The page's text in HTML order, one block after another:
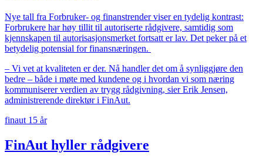
Nye tall fra Forbruker- og finanstrender viser en tydelig kontrast:
Forbrukere har høy tillit til autoriserte rådgivere, samtidig som
kjennskapen til autorisasjonsmerket fortsatt er lav. Det peker på et
betydelig potensial for finansnæringen.
– Vi vet at kvaliteten er der. Nå handler det om å synliggjøre den
bedre – både i møte med kundene og i hvordan vi som næring
kommuniserer verdien av trygg rådgivning, sier Erik Jensen,
administrerende direktør i FinAut.
finaut 15 år
FinAut hyller rådgivere